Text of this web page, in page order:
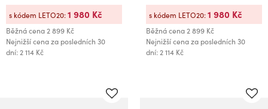
Běžná cena2 899 Kč
Nejnižší cena za posledních 30
dní: 2 114 Kč
s kódem LETO20:1 980 Kč
Běžná cena2 899 Kč
Nejnižší cena za posledních 30
dní: 2 114 Kč
s kódem LETO20:1 980 Kč